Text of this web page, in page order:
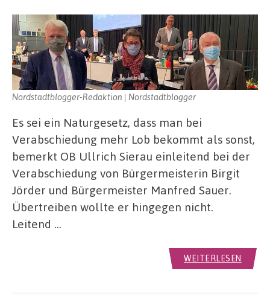
Nordstadtblogger-Redaktion | Nordstadtblogger
Es sei ein Naturgesetz, dass man bei
Verabschiedung mehr Lob bekommt als sonst,
bemerkt OB Ullrich Sierau einleitend bei der
Verabschiedung von Bürgermeisterin Birgit
Jörder und Bürgermeister Manfred Sauer.
Übertreiben wollte er hingegen nicht.
Leitend …
WEITERLESEN